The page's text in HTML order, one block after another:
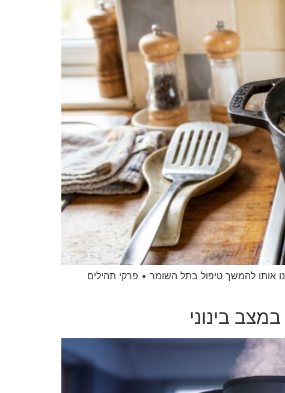
ראשוני ופינו אותו להמשך טיפול בתל השומר • פרקי תהילים
בינוני